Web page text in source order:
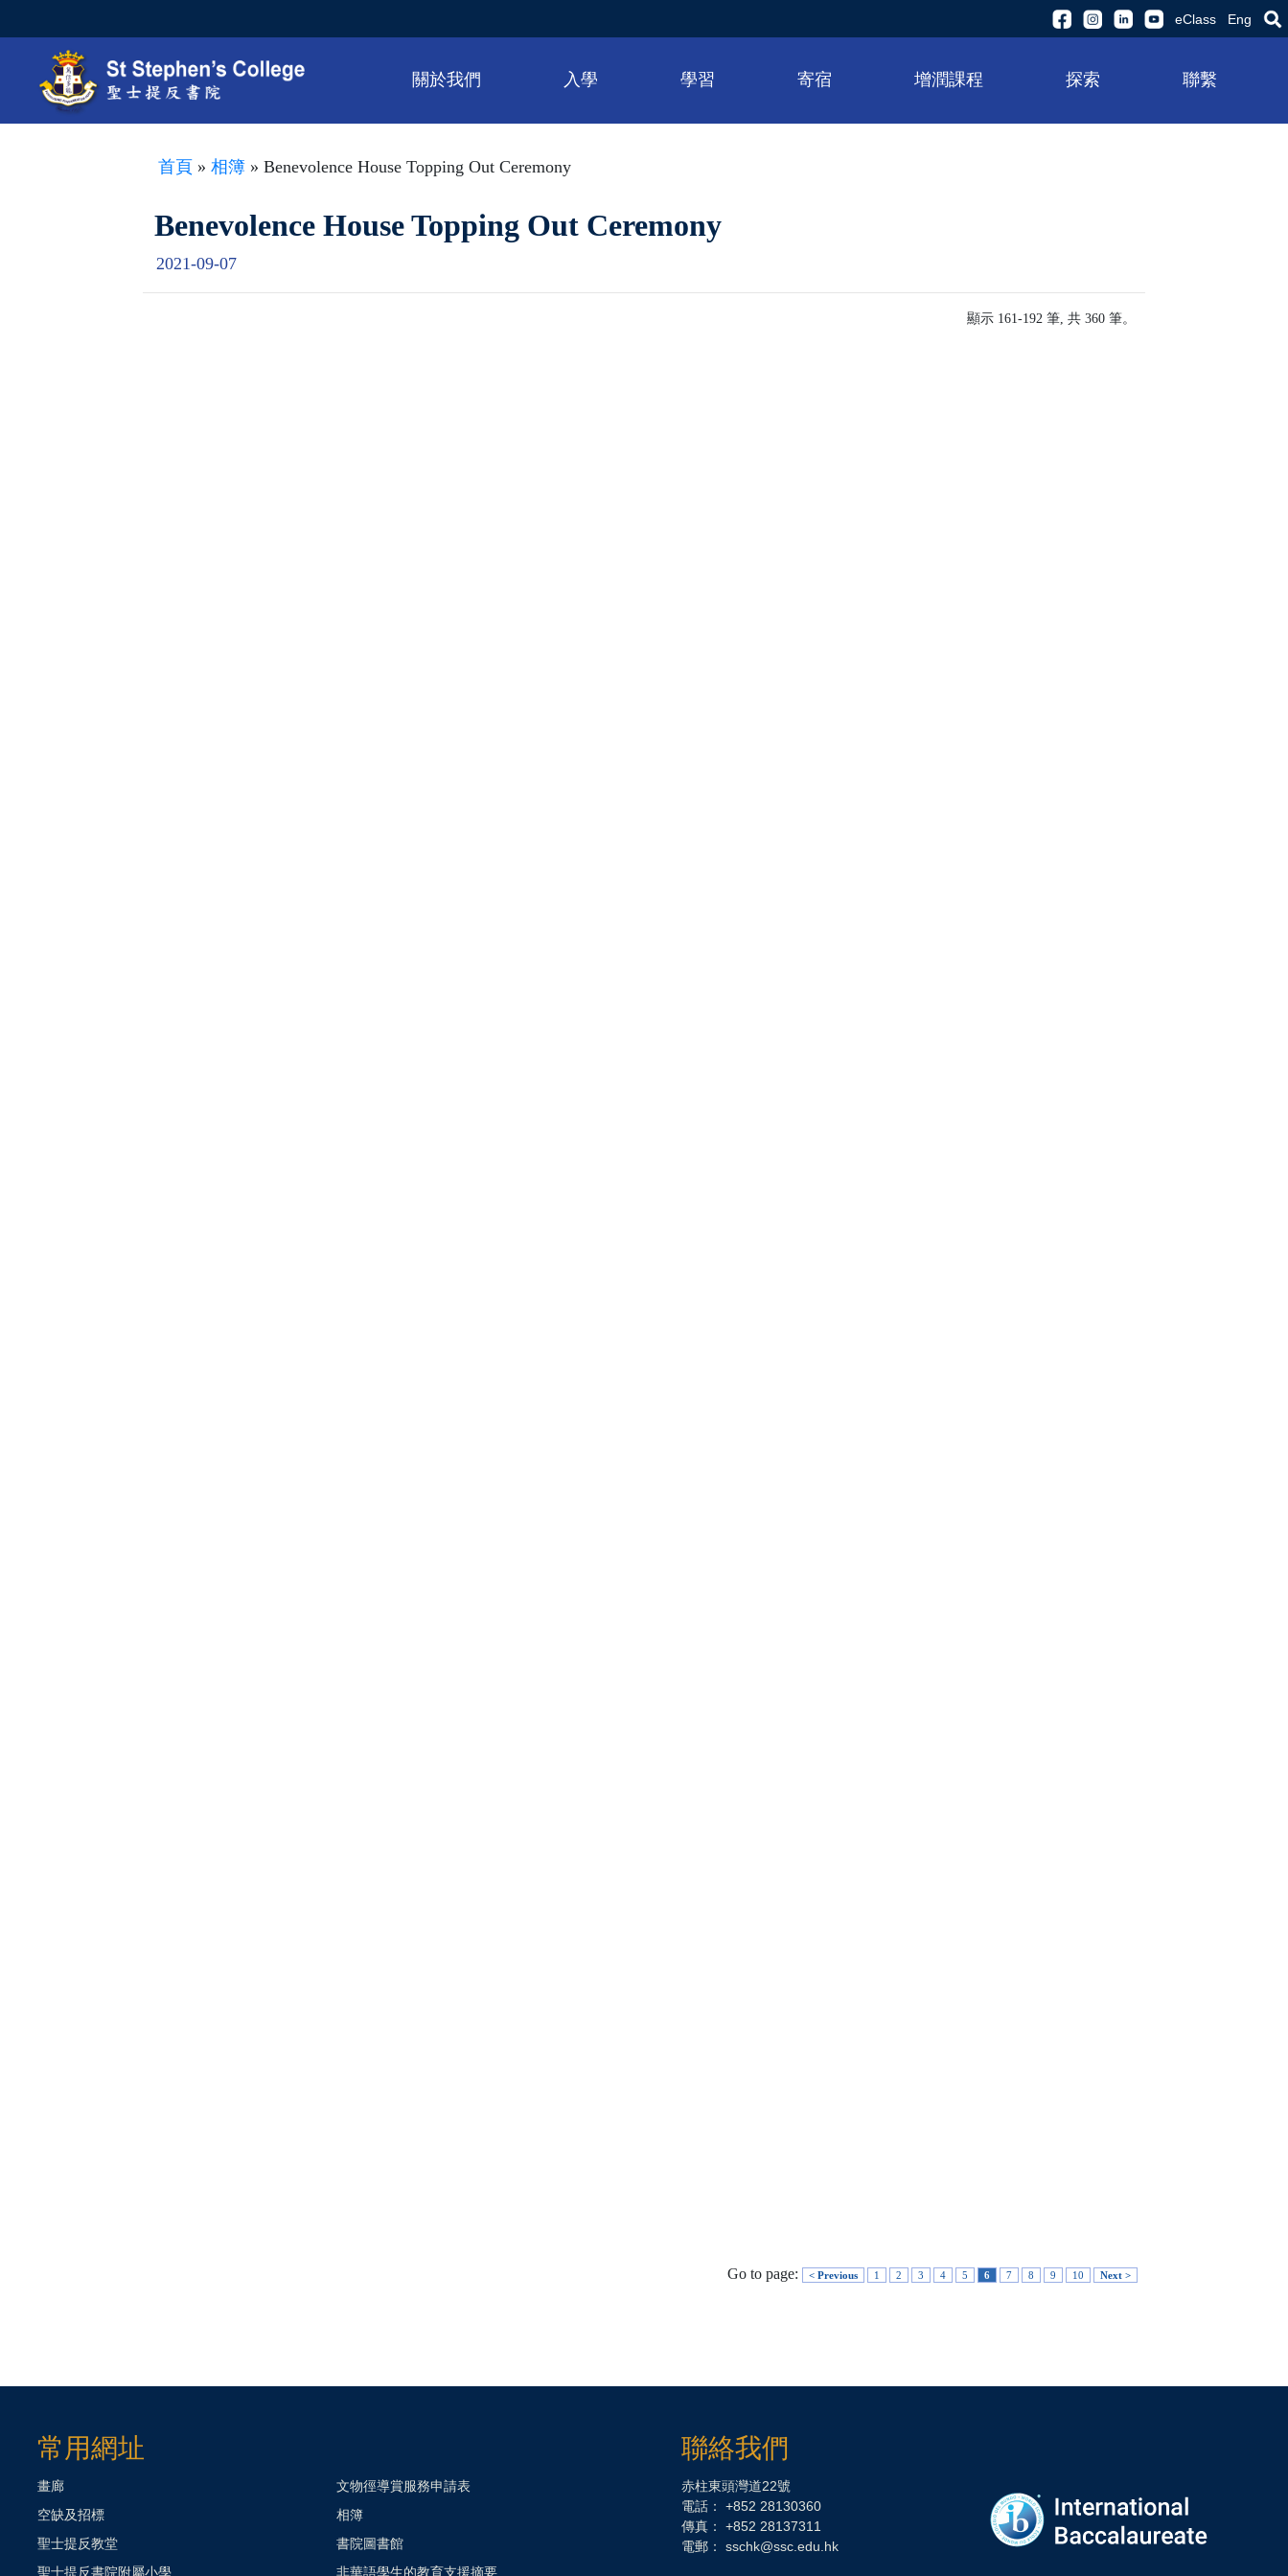
eClass Eng
關於我們 入學 學習 寄宿 增潤課程 探索 聯繫
首頁 »相簿 » Benevolence House Topping Out Ceremony
Benevolence House Topping Out Ceremony
2021-09-07
顯示 161-192 筆, 共 360 筆。
Go to page: < Previous 1 2 3 4 5 6 7 8 9 10 Next >
常用網址
畫廊
文物徑導賞服務申請表
空缺及招標
相簿
聖士提反教堂
書院圖書館
聖士提反書院附屬小學
非華語學生的教育支援摘要
聯絡我們
赤柱東頭灣道22號
電話： +852 28130360
傳真： +852 28137311
電郵： sschk@ssc.edu.hk